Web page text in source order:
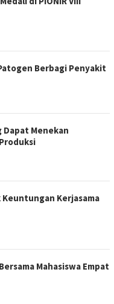
Berbagi Penyakit
Menekan
Keuntungan Kerjasama
Mahasiswa Empat